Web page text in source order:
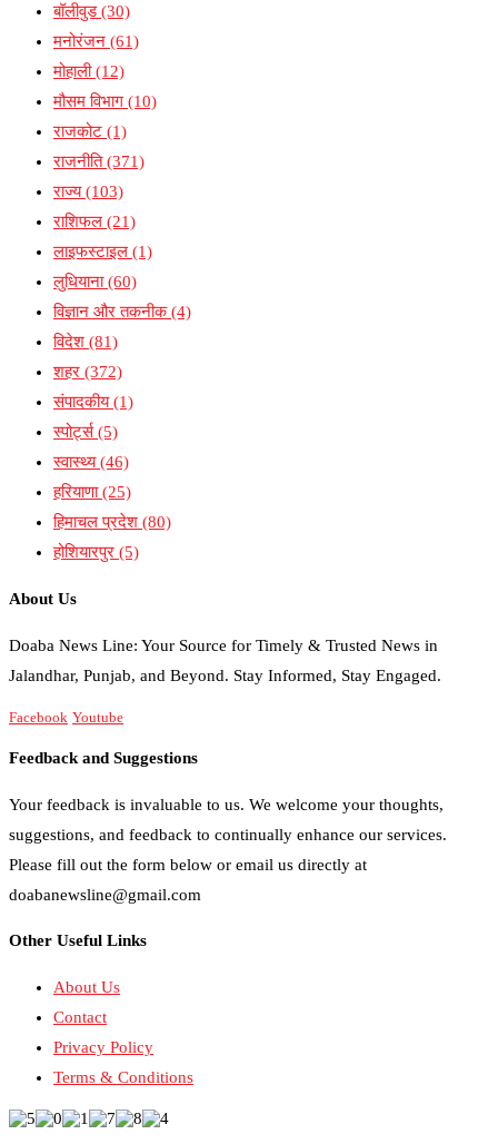
बॉलीवुड(30)
मनोरंजन (61)
मोहाली(12)
मौसम विभाग (10)
राजकोट (1)
राजनीति(371)
राज्य(103)
राशिफल (21)
लाइफस्टाइल (1)
लुधियाना(60)
विज्ञान और तकनीक(4)
विदेश (81)
शहर (372)
संपादकीय(1)
स्पोर्ट्स(5)
स्वास्थ्य(46)
हरियाणा(25)
हिमाचल प्रदेश (80)
होशियारपुर (5)
About Us
Doaba News Line: Your Source for Timely & Trusted News in
Jalandhar, Punjab, and Beyond. Stay Informed, Stay Engaged.
Facebook Youtube
Feedback and Suggestions
Your feedback is invaluable to us. We welcome your thoughts,
suggestions, and feedback to continually enhance our services.
Please fill out the form below or email us directly at
doabanewsline@gmail.com
Other Useful Links
About Us
Contact
Privacy Policy
Terms & Conditions